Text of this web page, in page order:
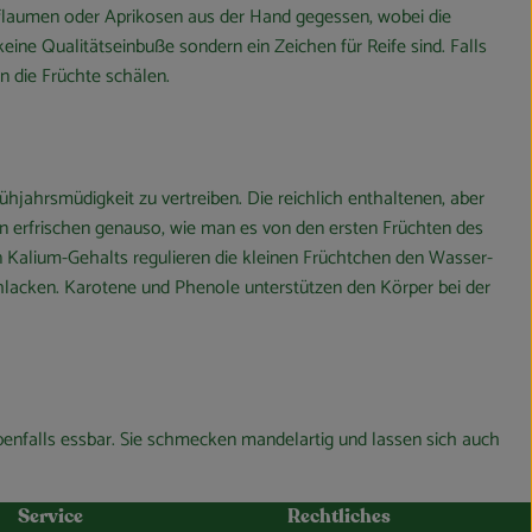
oder Aprikosen aus der Hand gegessen, wobei die
Qualitätseinbuße sondern ein Zeichen für Reife sind. Falls
die Früchte schälen.
zu vertreiben. Die reichlich enthaltenen, aber
erfrischen genauso, wie man es von den ersten Früchten des
Gehalts regulieren die kleinen Früchtchen den Wasser-
Karotene und Phenole unterstützen den Körper bei der
essbar. Sie schmecken mandelartig und lassen sich auch
Service Rechtliches